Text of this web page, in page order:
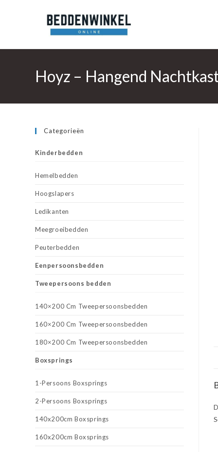
Hoyz – Hangend
Categorieën
Kinderbedden
Hemelbedden
Hoogslapers
Ledikanten
Meegroeibedden
Peuterbedden
Eenpersoonsbedden
Tweepersoons bedden
140×200 Cm Tweepersoonsbedden
160×200 Cm Tweepersoonsbedden
180×200 Cm Tweepersoonsbedden
Boxsprings
1-Persoons Boxsprings
2-Persoons Boxsprings
140x200cm Boxsprings
160x200cm Boxsprings